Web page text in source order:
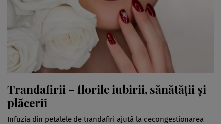
Trandafirii – florile iubirii, sănătăţii şi
plăcerii
Infuzia din petalele de trandafiri ajută la decongestionarea